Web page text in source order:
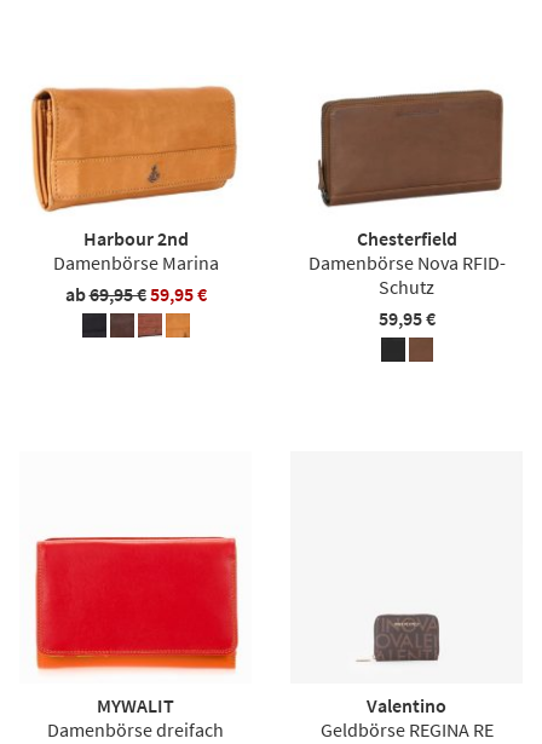
Harbour 2nd
Damenbörse Marina
ab69,95 €59,95 €
Chesterfield
Damenbörse Nova RFID-
Schutz
59,95 €
MYWALIT
Damenbörse dreifach
Valentino
Geldbörse REGINA RE